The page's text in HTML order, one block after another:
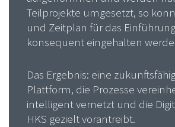
Teilprojekte umgesetzt, so
und Zeitplan für das
konsequent eingehalten
Das Ergebnis: eine
Plattform, die Prozesse
intelligent vernetzt und die
HKS gezielt vorantreibt.